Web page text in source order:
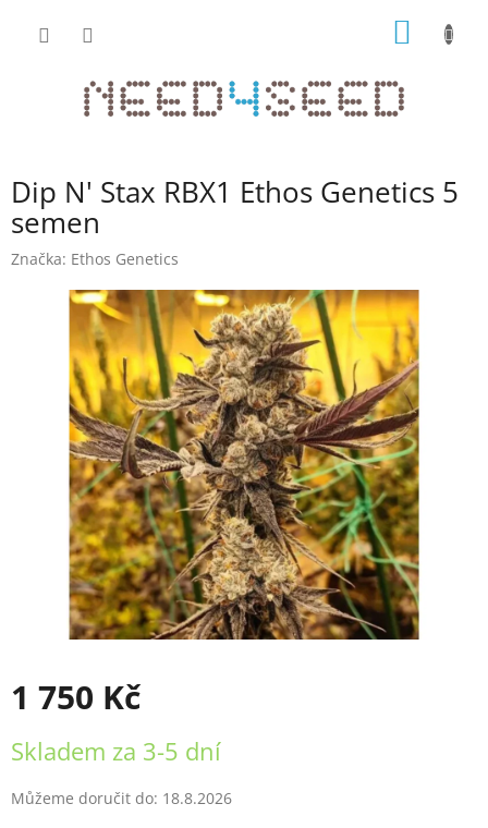
Dip N' Stax RBX1 Ethos Genetics 5
semen
Značka: Ethos Genetics
1 750 Kč
cena:
Skladem za 3-5 dní
Můžeme doručit do: 18.8.2026